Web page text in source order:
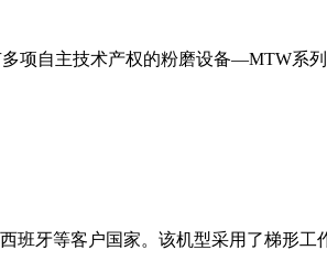
项自主技术产权的粉磨设备—MTW系
班牙等客户国家。该机型采用了梯形